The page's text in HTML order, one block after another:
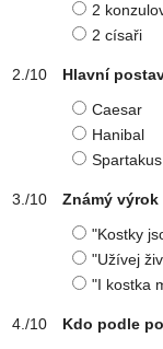
2
2 císaři
Hlavní
Caesar
Hanibal
Spartakus
Známý výrok
"Kostky
"Užívej
"I kostka
Kdo podle